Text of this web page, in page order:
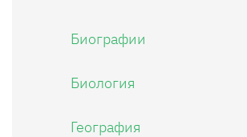
Биографии
Биология
География